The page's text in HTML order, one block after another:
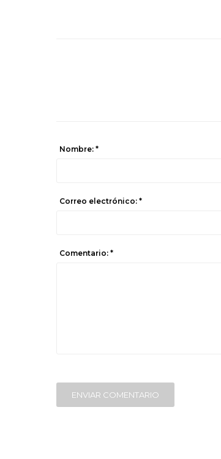
Nombre: *
Correo electrónico: *
Comentario: *
ENVIAR COMENTARIO